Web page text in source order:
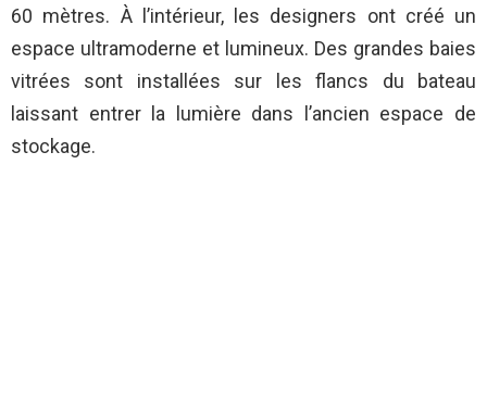
60 mètres. À l’intérieur, les designers ont créé un
espace ultramoderne et lumineux. Des grandes baies
vitrées sont installées sur les flancs du bateau
laissant entrer la lumière dans l’ancien espace de
stockage.